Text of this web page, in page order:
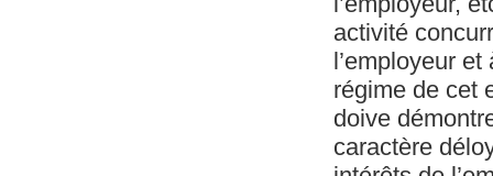
activité
l’employeur
régime de cet
doive
caractère